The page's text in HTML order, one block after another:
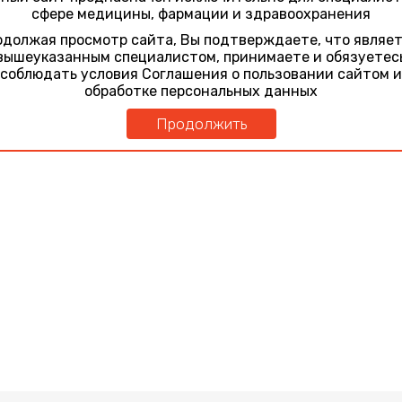
сфере медицины, фармации и здравоохранения
просмотр сайта, Вы подтверждаете, что
специалистом, принимаете и
соблюдать условия Соглашения о пользовании сайтом и
обработке персональных данных
Продолжить